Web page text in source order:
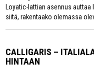
Loyatic-lattian asennus
siitä, rakentaako olemassa
CALLIGARIS –
HINTAAN